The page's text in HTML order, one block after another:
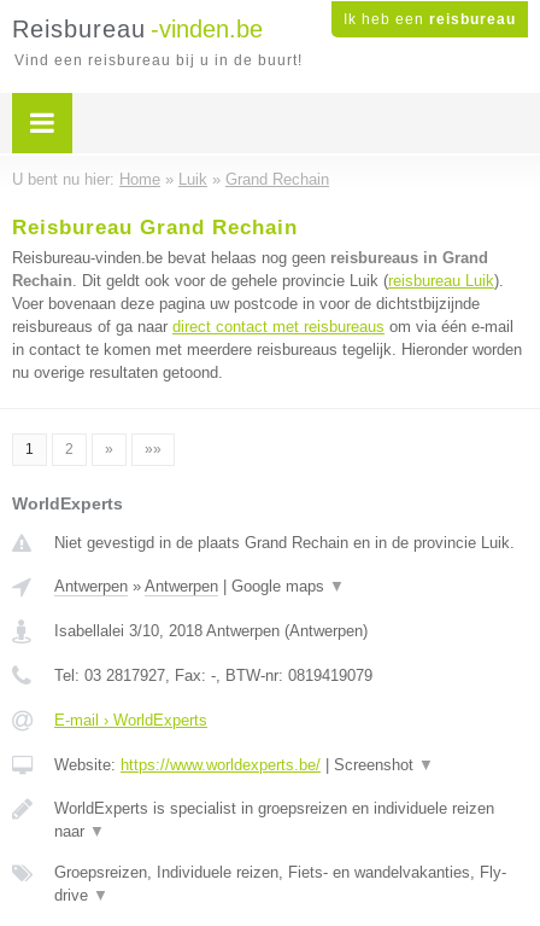
Ik heb een reisbureau
Reisbureau -vinden.be
Vind een reisbureau bij u in de buurt!
U bent nu hier: Home » Luik » Grand Rechain
Reisbureau Grand Rechain
Reisbureau-vinden.be bevat helaas nog geen reisbureaus in Grand
Rechain. Dit geldt ook voor de gehele provincie Luik (reisbureau Luik).
Voer bovenaan deze pagina uw postcode in voor de dichtstbijzijnde
reisbureaus of ga naar direct contact met reisbureaus om via één e-mail
in contact te komen met meerdere reisbureaus tegelijk. Hieronder worden
nu overige resultaten getoond.
1 2 » »»
WorldExperts
Niet gevestigd in de plaats Grand Rechain en in de provincie Luik.
Antwerpen » Antwerpen Google maps ▼
Isabellalei 3/10, 2018 Antwerpen (Antwerpen)
Tel: 03 2817927, Fax: -, BTW-nr: 0819419079
E-mail › WorldExperts
Website: https://www.worldexperts.be/ Screenshot ▼
WorldExperts is specialist in groepsreizen en individuele reizen
naar ▼
Groepsreizen, Individuele reizen, Fiets- en wandelvakanties, Fly-
drive ▼